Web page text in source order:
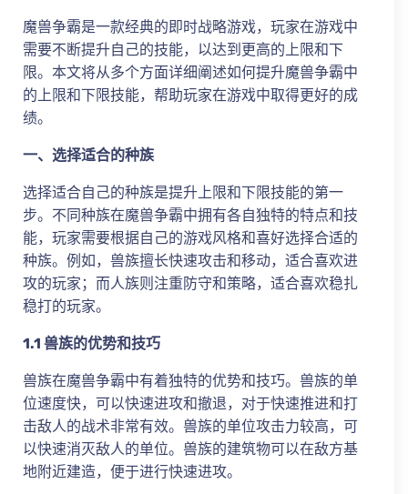
魔兽争霸是一款经典的即时战略游戏，玩家在游戏中
需要不断提升自己的技能，以达到更高的上限和下
限。本文将从多个方面详细阐述如何提升魔兽争霸中
的上限和下限技能，帮助玩家在游戏中取得更好的成
绩。
一、选择适合的种族
选择适合自己的种族是提升上限和下限技能的第一
步。不同种族在魔兽争霸中拥有各自独特的特点和技
能，玩家需要根据自己的游戏风格和喜好选择合适的
种族。例如，兽族擅长快速攻击和移动，适合喜欢进
攻的玩家；而人族则注重防守和策略，适合喜欢稳扎
稳打的玩家。
1.1 兽族的优势和技巧
兽族在魔兽争霸中有着独特的优势和技巧。兽族的单
位速度快，可以快速进攻和撤退，对于快速推进和打
击敌人的战术非常有效。兽族的单位攻击力较高，可
以快速消灭敌人的单位。兽族的建筑物可以在敌方基
地附近建造，便于进行快速进攻。